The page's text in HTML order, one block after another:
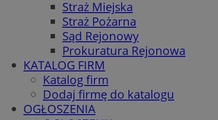
Straż Miejska
Straż Pożarna
Sąd Rejonowy
Prokuratura Rejonowa
KATALOG FIRM
Katalog firm
Dodaj firmę do katalogu
OGŁOSZENIA